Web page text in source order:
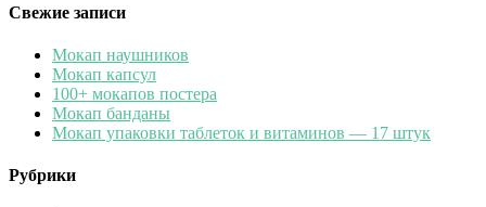
Свежие записи
Мокап наушников
Мокап капсул
100+ мокапов постера
Мокап банданы
Мокап упаковки таблеток и витаминов — 17 штук
Рубрики